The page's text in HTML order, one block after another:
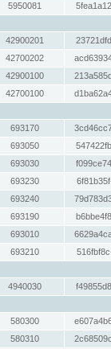
5950081
42900201
42700202
42900100
42700100
693170
693050
693030
693230
693240
693190
693010
693210
4940030
580300
580310